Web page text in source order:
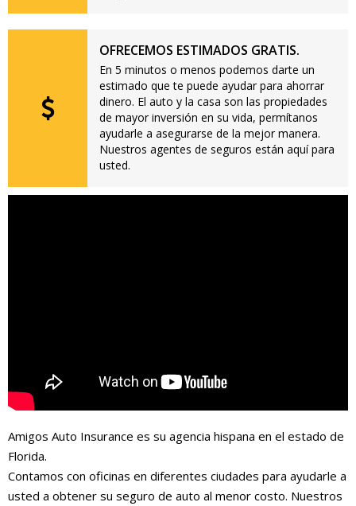
OFRECEMOS ESTIMADOS GRATIS.
En 5 minutos o menos podemos darte un
estimado que te puede ayudar para ahorrar
dinero. El auto y la casa son las propiedades
de mayor inversión en su vida, permítanos
ayudarle a asegurarse de la mejor manera.
Nuestros agentes de seguros están aquí para
usted.
Amigos Auto Insurance es su agencia hispana en el estado de
Florida.
Contamos con oficinas en diferentes ciudades para ayudarle a
usted a obtener su seguro de auto al menor costo. Nuestros